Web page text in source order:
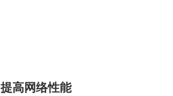
提高网络性能